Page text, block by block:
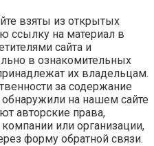
взяты из открытых
ссылку на материал в
сайта и
в ознакомительных
их владельцам.
за содержание
на нашем сайте
авторские права,
или организации,
форму обратной связи.